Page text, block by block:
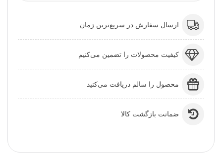
ارسال سفارش در سریع‌ترین زمان
کیفیت محصولات را تضمین می‌کنیم
محصول را سالم دریافت می‌کنید
ضمانت بازگشت کالا